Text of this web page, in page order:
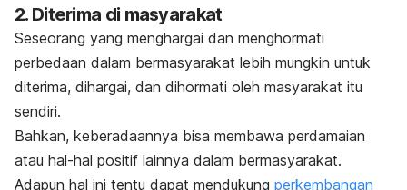
2. Diterima di masyarakat
Seseorang yang menghargai dan menghormati
perbedaan dalam bermasyarakat lebih mungkin untuk
diterima, dihargai, dan dihormati oleh masyarakat itu
sendiri.
Bahkan, keberadaannya bisa membawa perdamaian
atau hal-hal positif lainnya dalam bermasyarakat.
Adapun hal ini tentu dapat mendukung perkembangan